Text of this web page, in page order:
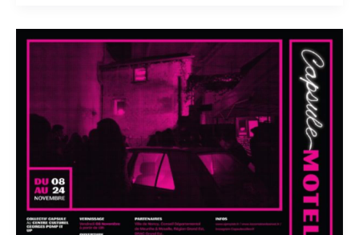
Collectif
Motel
(Locomotion#2)